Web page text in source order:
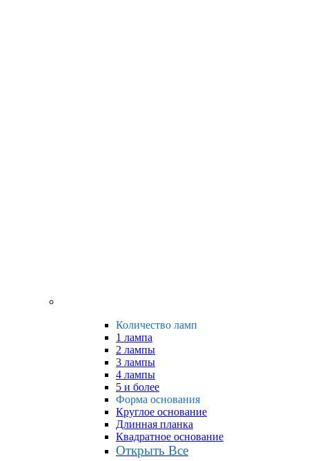
Количество ламп
1 лампа
2 лампы
3 лампы
4 лампы
5 и более
Форма основания
Круглое основание
Длинная планка
Квадратное основание
Открыть Все